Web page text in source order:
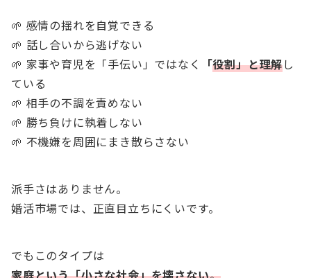
🌱 感情の揺れを自覚できる
🌱 話し合いから逃げない
🌱 家事や育児を「手伝い」ではなく
「役割」と理解し
ている
🌱 相手の不調を責めない
🌱 勝ち負けに執着しない
🌱 不機嫌を周囲にまき散らさない
派手さはありません。
婚活市場では、正直目立ちにくいです。
でもこのタイプは